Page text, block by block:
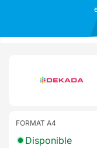
FORMAT A4
Disponible